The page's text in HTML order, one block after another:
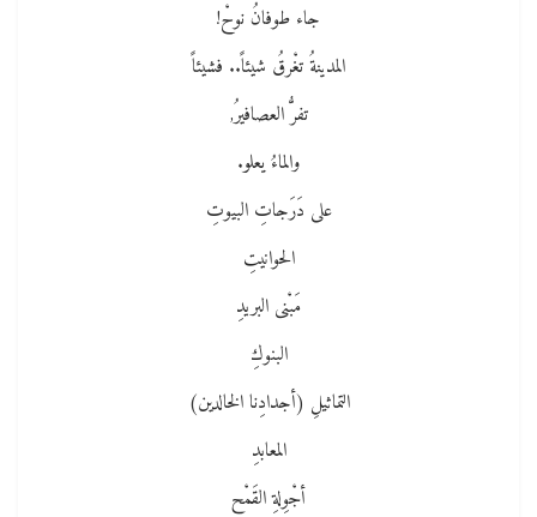
جاء طوفانُ نوحْ!
المدينةُ تغْرقُ شيئاً.. فشيئاً
تفرُّ العصافيرُ,
والماءُ يعلو.
على دَرَجاتِ البيوتِ
الحوانيتِ
مَبْنى البريدِ
البنوكِ
التماثيلِ (أجدادِنا الخالدين)
المعابدِ
أجْوِلةِ القَمْح